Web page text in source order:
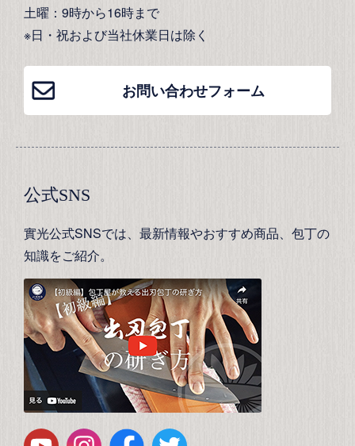
土曜：9時から16時まで
※日・祝および当社休業日は除く
お問い合わせフォーム
公式SNS
實光公式SNSでは、最新情報やおすすめ商品、包丁の
知識をご紹介。